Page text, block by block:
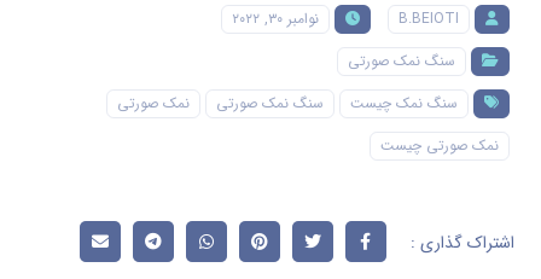
B.BEIOTI
نوامبر ۳۰, ۲۰۲۲
سنگ نمک صورتی
سنگ نمک چیست
سنگ نمک صورتی
نمک صورتی
نمک صورتی چیست